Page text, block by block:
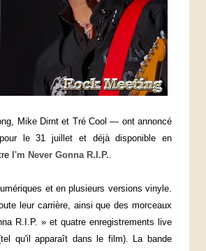
Mike Dirnt et Tré Cool — ont annoncé
le 31 juillet et déjà disponible en
I'm Never Gonna R.I.P..
et en plusieurs versions vinyle.
leur carrière, ainsi que des morceaux
R.I.P. » et quatre enregistrements live
qu'il apparaît dans le film). La bande